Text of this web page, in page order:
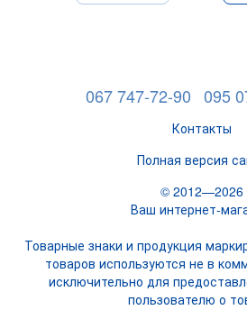
067 747-72-90 095
Контакты
Полная версия
© 2012—2026
Ваш интернет-
Товарные знаки и продукция
товаров используются не в
исключительно для
пользователю о